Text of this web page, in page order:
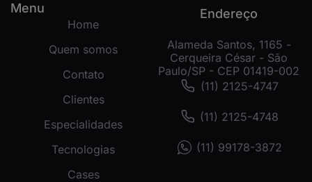
Menu
Home
Quem somos
Contato
Clientes
Especialidades
Tecnologias
Cases
Endereço
Alameda Santos, 1165 -
Cerqueira César - São
Paulo/SP - CEP 01419-002
(11) 2125-4747
(11) 2125-4748
(11) 99178-3872